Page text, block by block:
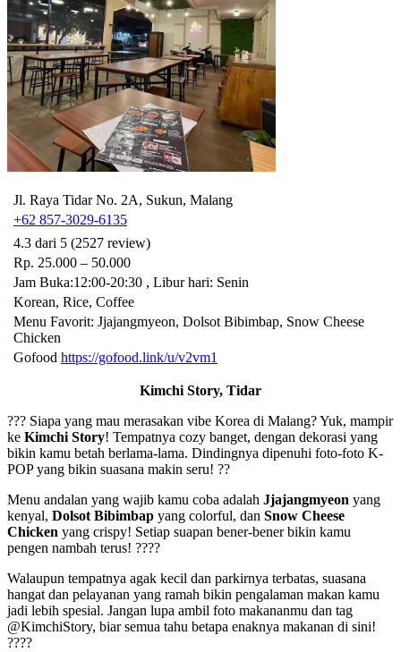
Jl. Raya Tidar No. 2A, Sukun, Malang
+62 857-3029-6135
4.3 dari 5 (2527 review)
Rp. 25.000 – 50.000
Jam Buka:12:00-20:30 , Libur hari: Senin
Korean, Rice, Coffee
Menu Favorit: Jjajangmyeon, Dolsot Bibimbap, Snow Cheese
Chicken
Gofood https://gofood.link/u/v2vm1
Kimchi Story, Tidar
??? Siapa yang mau merasakan vibe Korea di Malang? Yuk, mampir
ke Kimchi Story! Tempatnya cozy banget, dengan dekorasi yang
bikin kamu betah berlama-lama. Dindingnya dipenuhi foto-foto K-
POP yang bikin suasana makin seru! ??
Menu andalan yang wajib kamu coba adalah Jjajangmyeon yang
kenyal, Dolsot Bibimbap yang colorful, dan Snow Cheese
Chicken yang crispy! Setiap suapan bener-bener bikin kamu
pengen nambah terus! ????
Walaupun tempatnya agak kecil dan parkirnya terbatas, suasana
hangat dan pelayanan yang ramah bikin pengalaman makan kamu
jadi lebih spesial. Jangan lupa ambil foto makananmu dan tag
@KimchiStory, biar semua tahu betapa enaknya makanan di sini!
????